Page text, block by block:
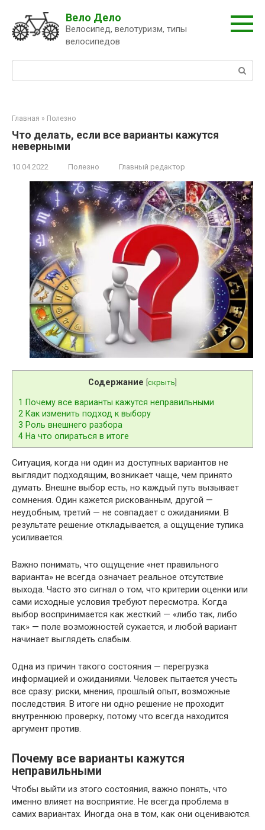
контенту
Вело Дело
Велосипед, велотуризм, типы
велосипедов
Главная » Полезно
Что делать, если все варианты кажутся
неверными
10.04.2022 Полезно Главный редактор
Содержание скрыть
1 Почему все варианты кажутся неправильными
2 Как изменить подход к выбору
3 Роль внешнего разбора
4 На что опираться в итоге
Ситуация, когда ни один из доступных вариантов не
выглядит подходящим, возникает чаще, чем принято
думать. Внешне выбор есть, но каждый путь вызывает
сомнения. Один кажется рискованным, другой —
неудобным, третий — не совпадает с ожиданиями. В
результате решение откладывается, а ощущение тупика
усиливается.
Важно понимать, что ощущение «нет правильного
варианта» не всегда означает реальное отсутствие
выхода. Часто это сигнал о том, что критерии оценки или
сами исходные условия требуют пересмотра. Когда
выбор воспринимается как жесткий — «либо так, либо
так» — поле возможностей сужается, и любой вариант
начинает выглядеть слабым.
Одна из причин такого состояния — перегрузка
информацией и ожиданиями. Человек пытается учесть
все сразу: риски, мнения, прошлый опыт, возможные
последствия. В итоге ни одно решение не проходит
внутреннюю проверку, потому что всегда находится
аргумент против.
Почему все варианты кажутся
неправильными
Чтобы выйти из этого состояния, важно понять, что
именно влияет на восприятие. Не всегда проблема в
самих вариантах. Иногда она в том, как они оцениваются.